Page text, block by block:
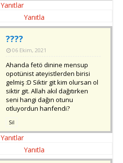
Yanıtlar
Yanıtla
????
06 Ekim, 2021
Ahanda fetö dinine mensup
opotünist ateyistlerden birisi
gelmiş :D Siktir git kim olursan ol
siktir git. Allah akıl dağıtırken
seni hangi dağın otunu
otluyordun hanfendi?
Sil
Yanıtlar
Yanıtla